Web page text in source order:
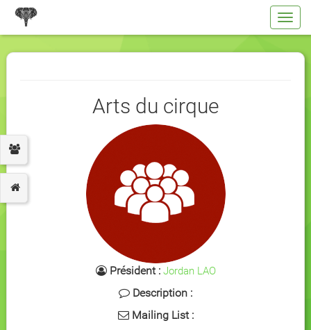
Arts du cirque
Président : Jordan LAO
Description :
Mailing List :